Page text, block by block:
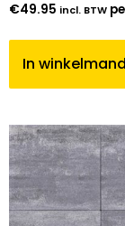
€49.95 incl. BTW
In winkelmand